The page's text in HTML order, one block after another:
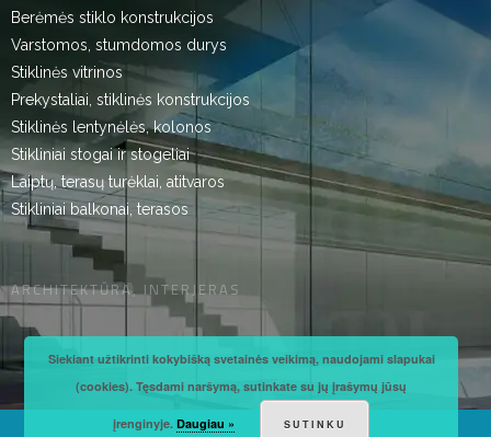
Berėmės stiklo konstrukcijos
Varstomos, stumdomos durys
Stiklinės vitrinos
Prekystaliai, stiklinės konstrukcijos
Stiklinės lentynėlės, kolonos
Stikliniai stogai ir stogeliai
Laiptų, terasų turėklai, atitvaros
Stikliniai balkonai, terasos
ARCHITEKTŪRA, INTERJERAS
Siekiant užtikrinti kokybišką svetainės veikimą, naudojami slapukai
(cookies). Tęsdami naršymą, sutinkate su jų įrašymų jūsų
įrenginyje.Daugiau » SUTINKU